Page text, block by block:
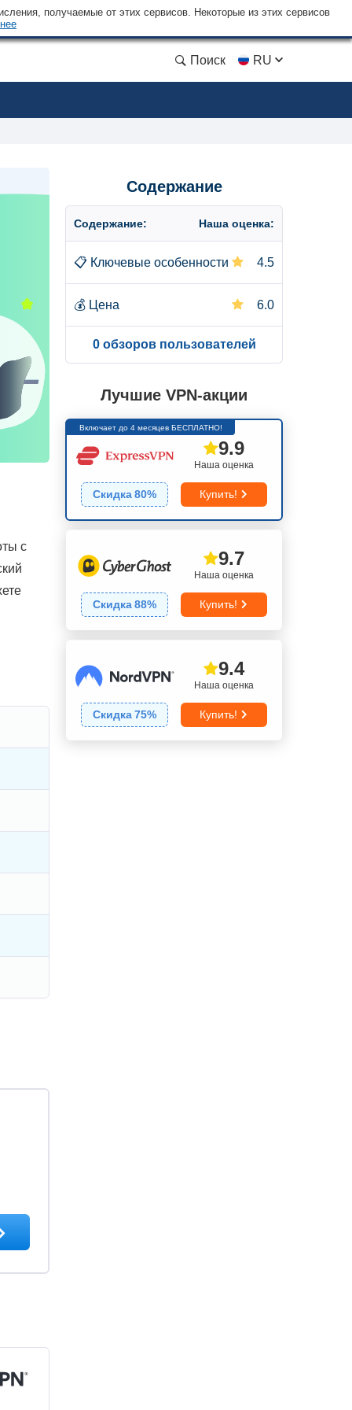
получаемые от этих сервисов. Некоторые из этих сервисов
Поиск RU
с
Содержание
Содержание: Наша оценка:
📋 Ключевые особенности 4.5
💰 Цена 6.0
0 обзоров пользователей
Лучшие VPN-акции
Включает до 4 месяцев БЕСПЛАТНО!
Наша оценка
9.9
Скидка80% Купить!
Наша оценка
9.7
Скидка88% Купить!
Наша оценка
9.4
Скидка75% Купить!